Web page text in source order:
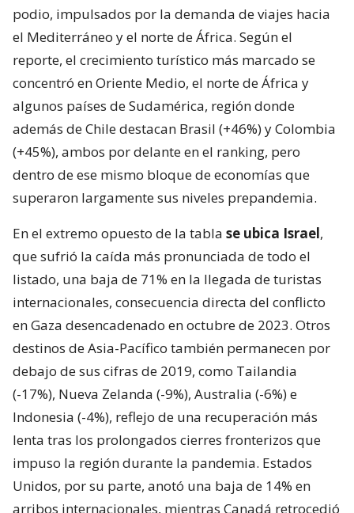
podio, impulsados por la demanda de viajes hacia
el Mediterráneo y el norte de África. Según el
reporte, el crecimiento turístico más marcado se
concentró en Oriente Medio, el norte de África y
algunos países de Sudamérica, región donde
además de Chile destacan Brasil (+46%) y Colombia
(+45%), ambos por delante en el ranking, pero
dentro de ese mismo bloque de economías que
superaron largamente sus niveles prepandemia.
En el extremo opuesto de la tabla se ubica Israel,
que sufrió la caída más pronunciada de todo el
listado, una baja de 71% en la llegada de turistas
internacionales, consecuencia directa del conflicto
en Gaza desencadenado en octubre de 2023. Otros
destinos de Asia-Pacífico también permanecen por
debajo de sus cifras de 2019, como Tailandia
(-17%), Nueva Zelanda (-9%), Australia (-6%) e
Indonesia (-4%), reflejo de una recuperación más
lenta tras los prolongados cierres fronterizos que
impuso la región durante la pandemia. Estados
Unidos, por su parte, anotó una baja de 14% en
arribos internacionales, mientras Canadá retrocedió